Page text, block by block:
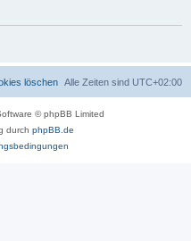
Alle Zeiten sind UTC+02:00
löschen
© phpBB Limited
durch phpBB.de